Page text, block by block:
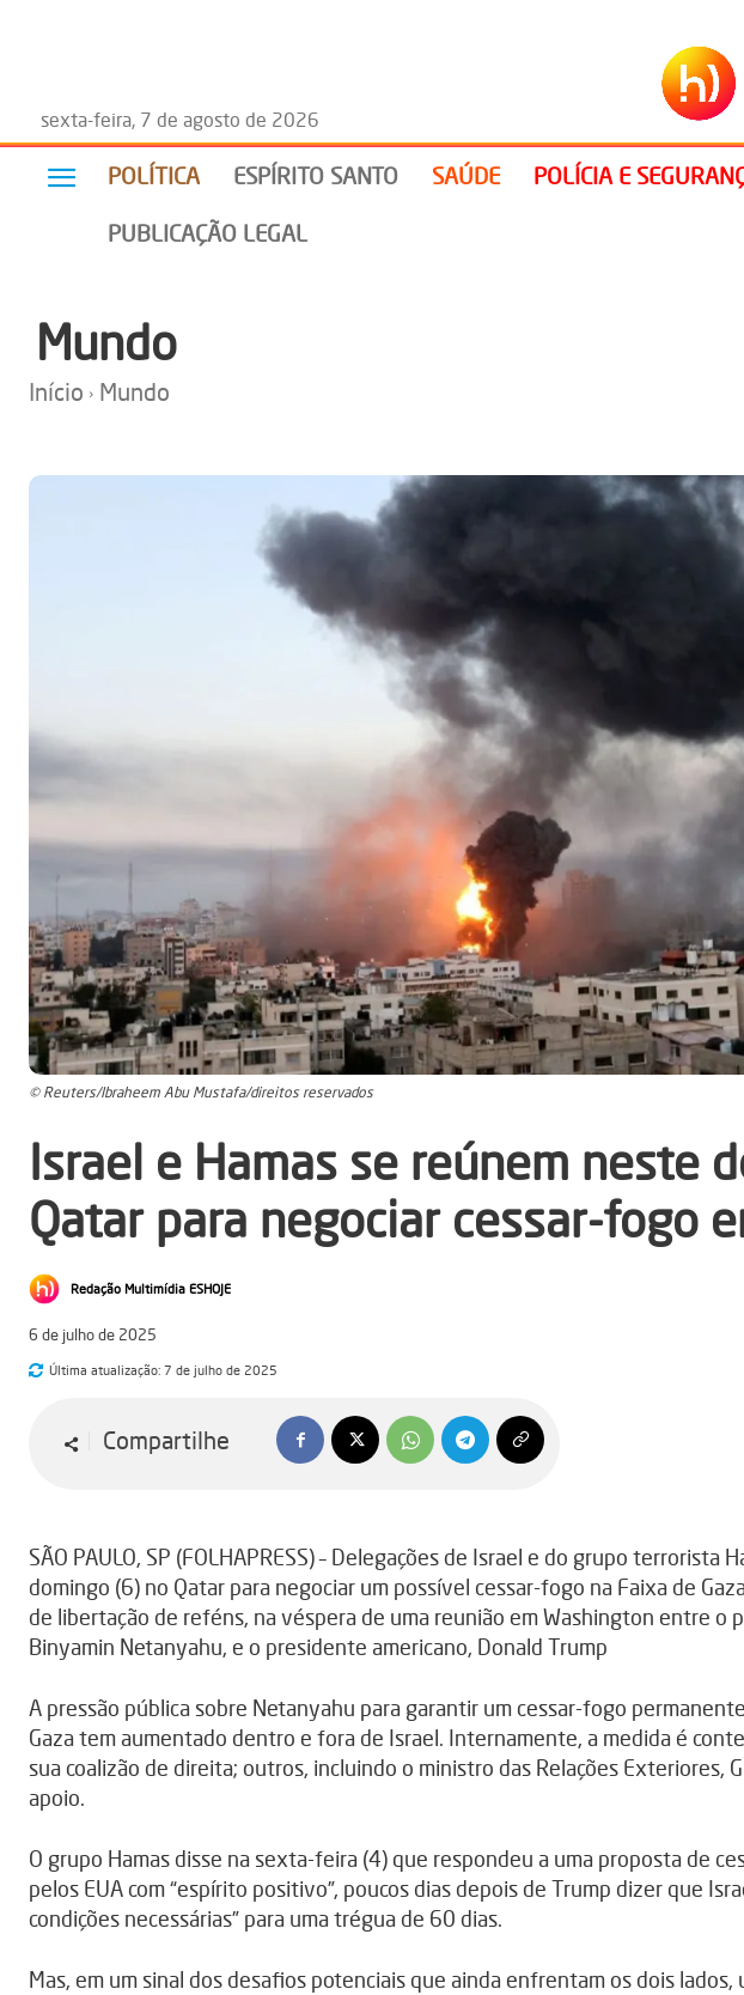
sexta-feira, 7 de agosto de 2026
POLÍTICA ESPÍRITO SANTO SAÚDE POLÍCIA E
PUBLICAÇÃO LEGAL
Mundo
Início Mundo
© Reuters/Ibraheem Abu Mustafa/direitos reservados
Israel e Hamas se reúnem neste
Qatar para negociar cessar-fogo
Redação Multimídia ESHOJE
6 de julho de 2025
Última atualização: 7 de julho de 2025
Compartilhe
SÃO PAULO, SP (FOLHAPRESS) – Delegações de Israel e do grupo terrorista
domingo (6) no Qatar para negociar um possível cessar-fogo na Faixa de
de libertação de reféns, na véspera de uma reunião em Washington entre o
Binyamin Netanyahu, e o presidente americano, Donald Trump
A pressão pública sobre Netanyahu para garantir um cessar-fogo
Gaza tem aumentado dentro e fora de Israel. Internamente, a medida é
sua coalizão de direita; outros, incluindo o ministro das Relações Exteriores,
apoio.
O grupo Hamas disse na sexta-feira (4) que respondeu a uma proposta de
pelos EUA com “espírito positivo”, poucos dias depois de Trump dizer que
condições necessárias” para uma trégua de 60 dias.
Mas, em um sinal dos desafios potenciais que ainda enfrentam os dois